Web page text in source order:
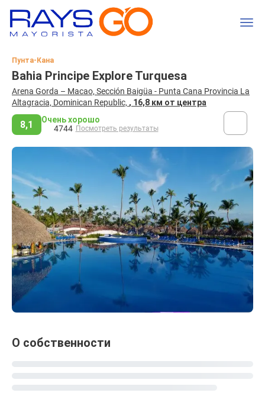
Пунта-Кана
Bahia Principe Explore Turquesa
Arena Gorda – Macao, Sección Baigüa - Punta Cana Provincia La
Altagracia, Dominican Republic, , 16,8 км от центра
8,1
Очень хорошо
4744 Посмотреть результаты
О собственности